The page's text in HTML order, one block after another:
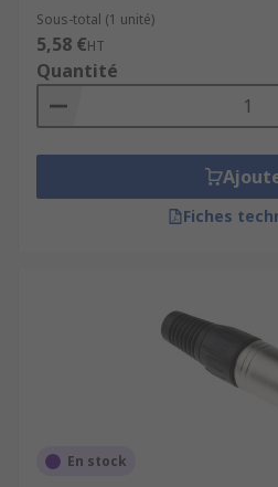
vous pouvez facilement les
ajouter à vos câbles
pour
connectique sur mesure
Pourquoi acheter
chez RS ?
Livraison rapide (24-
Service client
Commandez vos connecteurs
Sous-total (1 unité)
5,58 €HT
Quantité
Fiches
En stock